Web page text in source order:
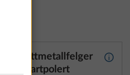
Lettmetallfelger
svartpolert
Mer